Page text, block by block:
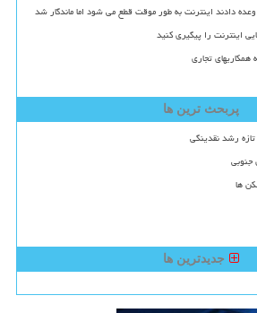
اینترنت را پیگیری کنید
همکاریهای تجاری
پربحث ترین ها
تازه رشد نقدینگی
جنوبی
ها
جدیدترین ها